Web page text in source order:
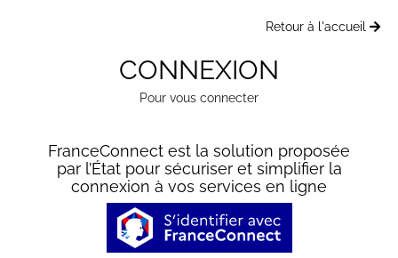
Retour à l'accueil
CONNEXION
Pour vous connecter
FranceConnect est la solution proposée
par l’État pour sécuriser et simplifier la
connexion à vos services en ligne